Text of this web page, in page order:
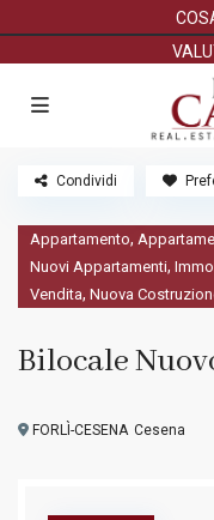
Appartamento,
Nuovi Appartamenti,
Vendita,Nuova
Bilocale
FORLÌ-CESENA Cesena
Condividi